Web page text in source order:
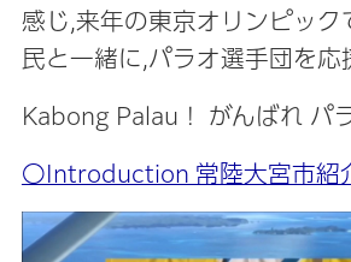
感じ,来年の東京オリンピック
民と一緒に,パラオ選手団を応
Kabong Palau！ がんばれ パ
〇Introduction 常陸大宮市紹